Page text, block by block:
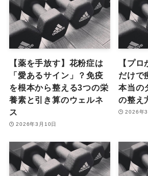
【薬を手放す】花粉症は
「愛あるサイン」？免疫
を根本から整える3つの栄
養素と引き算のウェルネ
ス
2026年3月10日
【プ
だけで
本当の
の整え
2026年3